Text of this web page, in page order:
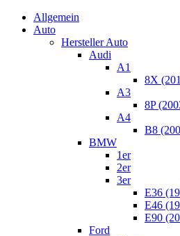
Allgemein
Auto
Hersteller Auto
Audi
A1
8X
A3
8P
A4
B8
BMW
1er
2er
3er
E36
E46
E90
Ford